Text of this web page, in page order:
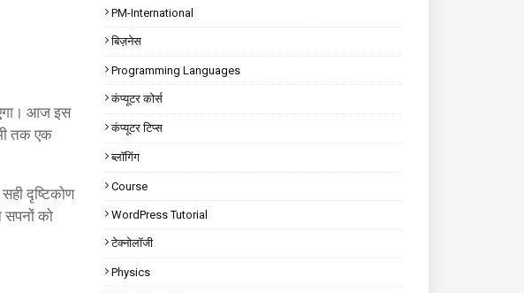
आज इस
तक एक
दृष्टिकोण
सपनों को
PM-International
बिज़नेस
Programming Languages
कंप्यूटर कोर्स
कंप्यूटर टिप्स
ब्लॉगिंग
Course
WordPress Tutorial
टेक्नोलॉजी
Physics